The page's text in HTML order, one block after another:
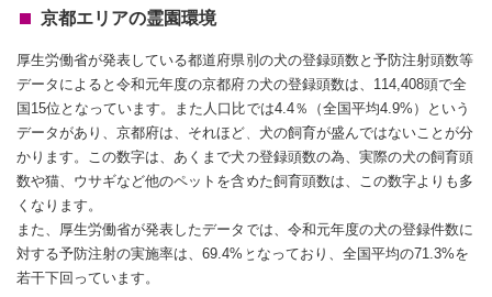
京都エリアの霊園環境
厚生労働省が発表している都道府県別の犬の登録頭数と予防注射頭数等
データによると令和元年度の京都府の犬の登録頭数は、114,408頭で全
国15位となっています。また人口比では4.4％（全国平均4.9%）という
データがあり、京都府は、それほど、犬の飼育が盛んではないことが分
かります。この数字は、あくまで犬の登録頭数の為、実際の犬の飼育頭
数や猫、ウサギなど他のペットを含めた飼育頭数は、この数字よりも多
くなります。
また、厚生労働省が発表したデータでは、令和元年度の犬の登録件数に
対する予防注射の実施率は、69.4%となっており、全国平均の71.3%を
若干下回っています。